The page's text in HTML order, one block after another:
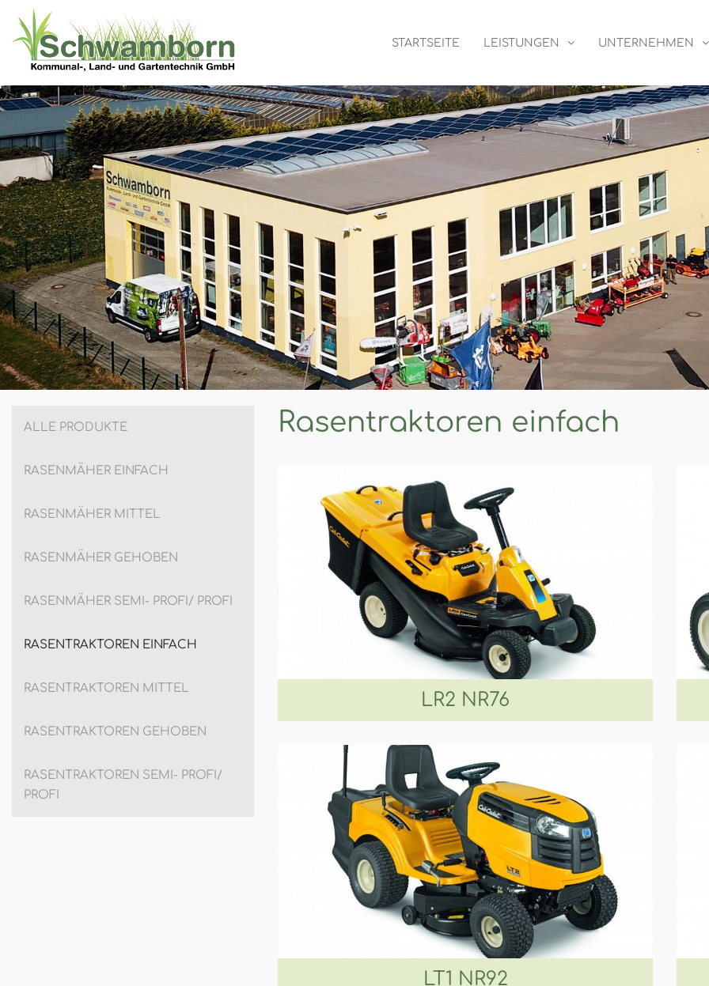
STARTSEITE LEISTUNGEN UNTERNEHMEN
ALLE PRODUKTE
RASENMÄHER EINFACH
RASENMÄHER MITTEL
RASENMÄHER GEHOBEN
RASENMÄHER SEMI- PROFI/ PROFI
RASENTRAKTOREN EINFACH
RASENTRAKTOREN MITTEL
RASENTRAKTOREN GEHOBEN
RASENTRAKTOREN SEMI- PROFI/
PROFI
Rasentraktoren einfach
LR2 NR76
LT1 NR92